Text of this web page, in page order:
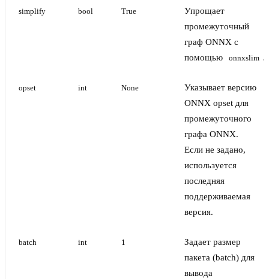
simplify bool True
Упрощает
промежуточный
граф ONNX с
помощью
onnxslim .
opset int None
Указывает версию
ONNX opset для
промежуточного
графа ONNX.
Если не задано,
используется
последняя
поддерживаемая
версия.
batch int 1
Задает размер
пакета (batch) для
вывода